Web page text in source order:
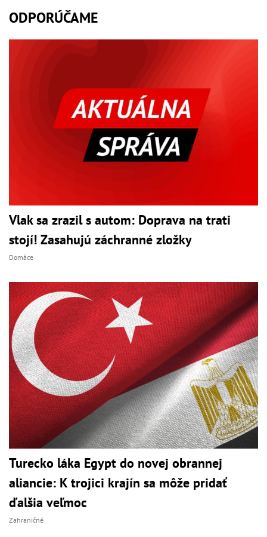
ODPORÚČAME
Vlak sa zrazil s autom: Doprava na trati
stojí! Zasahujú záchranné zložky
Domáce
Turecko láka Egypt do novej obrannej
aliancie: K trojici krajín sa môže pridať
ďalšia veľmoc
Zahraničné